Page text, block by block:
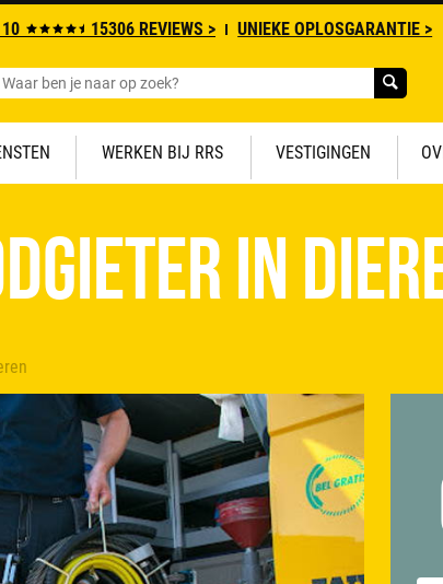
15306 REVIEWS > UNIEKE OPLOSGARANTIE >
WERKEN BIJ RRS VESTIGINGEN
in